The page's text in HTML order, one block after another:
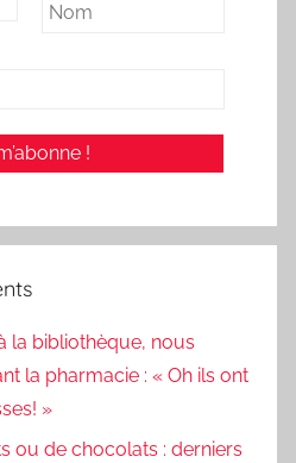
la bibliothèque, nous
la pharmacie : « Oh ils ont
»
ou de chocolats : derniers